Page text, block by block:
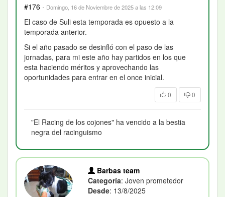
#176 · Domingo, 16 de Noviembre de 2025 a las 12:09
El caso de Suli esta temporada es opuesto a la
temporada anterior.
Si el año pasado se desinfló con el paso de las
jornadas, para mi este año hay partidos en los que
esta haciendo méritos y aprovechando las
oportunidades para entrar en el once inicial.
0 0
"El Racing de los cojones" ha vencido a la bestia
negra del racinguismo
Barbas team
Categoría: Joven prometedor
Desde: 13/8/2025